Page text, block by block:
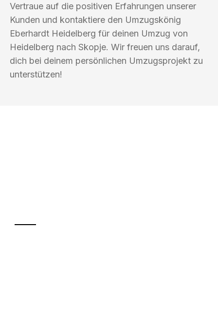
Vertraue auf die positiven Erfahrungen unserer
Kunden und kontaktiere den Umzugskönig
Eberhardt Heidelberg für deinen Umzug von
Heidelberg nach Skopje. Wir freuen uns darauf,
dich bei deinem persönlichen Umzugsprojekt zu
unterstützen!